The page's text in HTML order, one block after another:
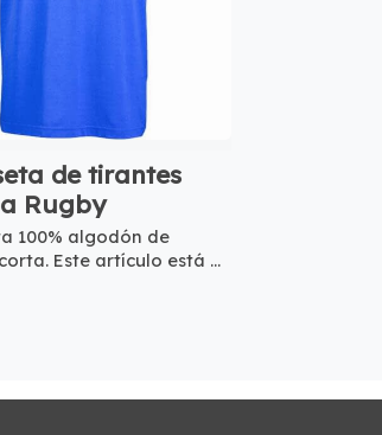
de tirantes
Rugby
100% algodón de
Este artículo está ...